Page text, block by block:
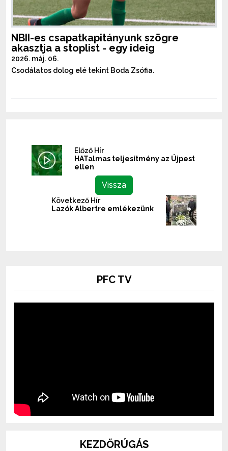
NBII-es csapatkapitányunk szögre
akasztja a stoplist - egy ideig
2026. máj. 06.
Csodálatos dolog elé tekint Boda Zsófia.
Előző Hír
HATalmas teljesítmény az Újpest
ellen
Vissza
Következő Hír
Lazók Albertre emlékezünk
PFC TV
KEZDŐRÚGÁS